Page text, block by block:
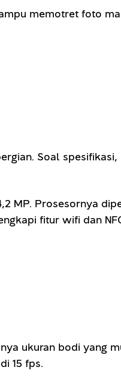
memotret foto
Soal
MP. Prosesornya
fitur wifi dan
ukuran bodi yang
15 fps.